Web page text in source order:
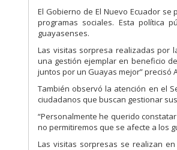
El Gobierno de El Nuevo Ecuador
programas sociales. Esta política
guayasenses.
Las visitas sorpresa realizadas por
una gestión ejemplar en beneficio
juntos por un Guayas mejor” precisó
También observó la atención en el
ciudadanos que buscan gestionar
“Personalmente he querido
no permitiremos que se afecte a los
Las visitas sorpresas se realizan